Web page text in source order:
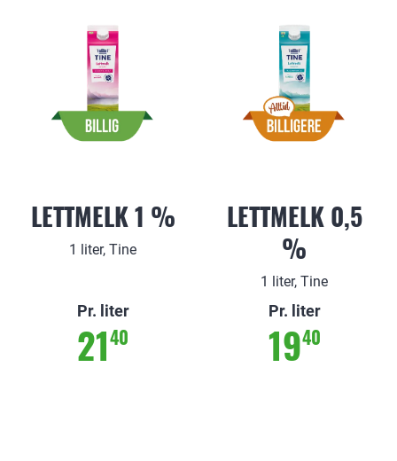
LETTMELK 1 %
1 liter, Tine
Pr. liter
2140
LETTMELK 0,5
%
1 liter, Tine
Pr. liter
1940